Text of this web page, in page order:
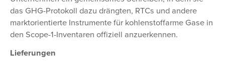
das GHG-Protokoll dazu drängten, RTCs und andere
marktorientierte Instrumente für kohlenstoffarme Gase in
den Scope-1-Inventaren offiziell anzuerkennen.
Lieferungen